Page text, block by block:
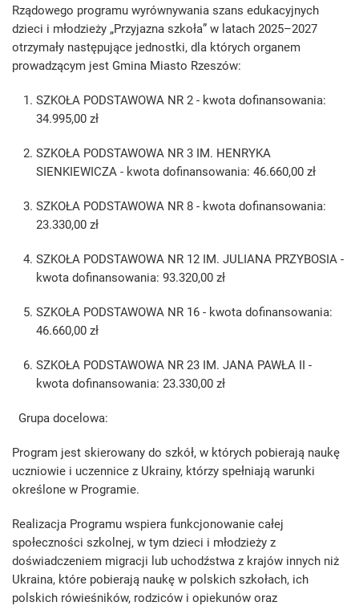
Rządowego programu wyrównywania szans edukacyjnych
dzieci i młodzieży „Przyjazna szkoła” w latach 2025–2027
otrzymały następujące jednostki, dla których organem
prowadzącym jest Gmina Miasto Rzeszów:
SZKOŁA PODSTAWOWA NR 2 - kwota dofinansowania:
34.995,00 zł
SZKOŁA PODSTAWOWA NR 3 IM. HENRYKA
SIENKIEWICZA - kwota dofinansowania: 46.660,00 zł
SZKOŁA PODSTAWOWA NR 8 - kwota dofinansowania:
23.330,00 zł
SZKOŁA PODSTAWOWA NR 12 IM. JULIANA PRZYBOSIA -
kwota dofinansowania: 93.320,00 zł
SZKOŁA PODSTAWOWA NR 16 - kwota dofinansowania:
46.660,00 zł
SZKOŁA PODSTAWOWA NR 23 IM. JANA PAWŁA II -
kwota dofinansowania: 23.330,00 zł
Grupa docelowa:
Program jest skierowany do szkół, w których pobierają naukę
uczniowie i uczennice z Ukrainy, którzy spełniają warunki
określone w Programie.
Realizacja Programu wspiera funkcjonowanie całej
społeczności szkolnej, w tym dzieci i młodzieży z
doświadczeniem migracji lub uchodźstwa z krajów innych niż
Ukraina, które pobierają naukę w polskich szkołach, ich
polskich rówieśników, rodziców i opiekunów oraz